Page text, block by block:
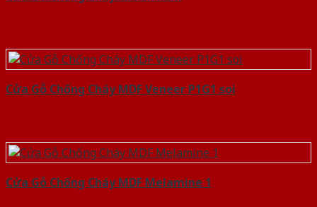
Cửa Gỗ Chống Cháy MDF Veneer P1G1 soi
Cửa Gỗ Chống Cháy MDF Melamine 1